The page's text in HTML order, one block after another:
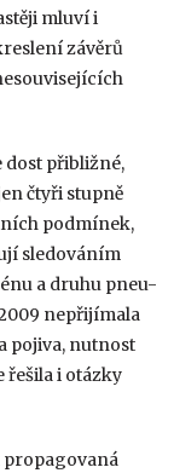
mluví i
závěrů
dost přibližné,
čtyři stupně
podmínek,
sledováním
a druhu pneu-
nepřijímala
pojiva, nutnost
řešila i otázky
propagovaná